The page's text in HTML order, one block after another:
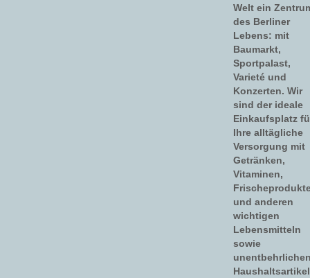
Welt ein
des Berliner
Lebens: mit
Baumarkt,
Sportpalast,
Varieté und
Konzerten. Wir
sind der ideale
Einkaufsplatz
Ihre alltägliche
Versorgung mit
Getränken,
Vitaminen,
und anderen
wichtigen
Lebensmitteln
sowie